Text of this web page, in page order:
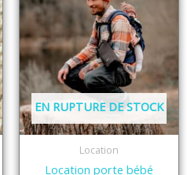
EN RUPTURE DE STOCK
Location
Location porte bébé